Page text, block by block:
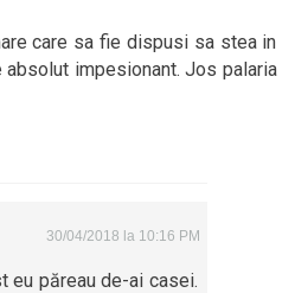
care sa fie dispusi sa stea in
absolut impesionant. Jos palaria
30/04/2018 la 10:16 PM
eu păreau de-ai casei.